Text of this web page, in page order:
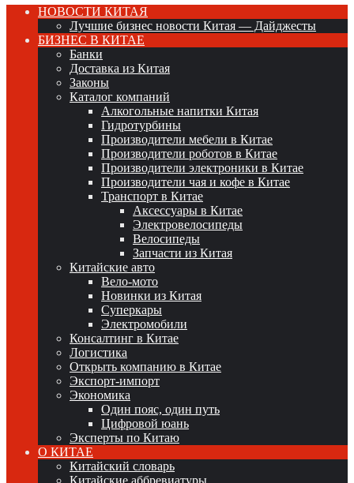
НОВОСТИ КИТАЯ
Лучшие бизнес новости Китая — Дайджесты
БИЗНЕС В КИТАЕ
Банки
Доставка из Китая
Законы
Каталог компаний
Алкогольные напитки Китая
Гидротурбины
Производители мебели в Китае
Производители роботов в Китае
Производители электроники в Китае
Производители чая и кофе в Китае
Транспорт в Китае
Аксессуары в Китае
Электровелосипеды
Велосипеды
Запчасти из Китая
Китайские авто
Вело-мото
Новинки из Китая
Суперкары
Электромобили
Консалтинг в Китае
Логистика
Открыть компанию в Китае
Экспорт-импорт
Экономика
Один пояс, один путь
Цифровой юань
Эксперты по Китаю
О КИТАЕ
Китайский словарь
Китайские аббревиатуры